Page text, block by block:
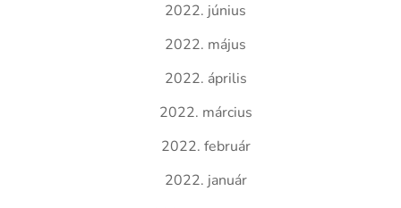
2022. június
2022. május
2022. április
2022. március
2022. február
2022. január